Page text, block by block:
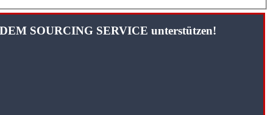
SOURCING SERVICE unterstützen!